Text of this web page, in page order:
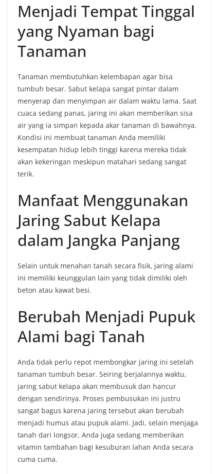
Menjadi Tempat Tinggal
yang Nyaman bagi
Tanaman
Tanaman membutuhkan kelembapan agar bisa
tumbuh besar. Sabut kelapa sangat pintar dalam
menyerap dan menyimpan air dalam waktu lama. Saat
cuaca sedang panas, jaring ini akan memberikan sisa
air yang ia simpan kepada akar tanaman di bawahnya.
Kondisi ini membuat tanaman Anda memiliki
kesempatan hidup lebih tinggi karena mereka tidak
akan kekeringan meskipun matahari sedang sangat
terik.
Manfaat Menggunakan
Jaring Sabut Kelapa
dalam Jangka Panjang
Selain untuk menahan tanah secara fisik, jaring alami
ini memiliki keunggulan lain yang tidak dimiliki oleh
beton atau kawat besi.
Berubah Menjadi Pupuk
Alami bagi Tanah
Anda tidak perlu repot membongkar jaring ini setelah
tanaman tumbuh besar. Seiring berjalannya waktu,
jaring sabut kelapa akan membusuk dan hancur
dengan sendirinya. Proses pembusukan ini justru
sangat bagus karena jaring tersebut akan berubah
menjadi humus atau pupuk alami. Jadi, selain menjaga
tanah dari longsor, Anda juga sedang memberikan
vitamin tambahan bagi kesuburan lahan Anda secara
cuma cuma.